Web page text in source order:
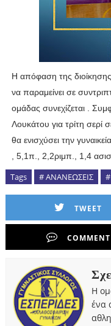
H απόφαση της
να παραμείνει σε
ομάδας συνεχίζεται .
Λουκάτου για τρίτη σερί
θα ενισχύσει την
, 5,1π., 2,2ριμπ., 1,4
Tags # ΑΝΑΝΕΩΣΕΙΣ
TWEET
COMMENT
Η
ένα